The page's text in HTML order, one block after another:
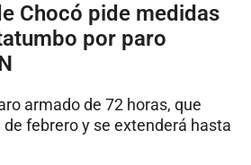
Chocó pide medidas
por paro
armado de 72 horas, que
febrero y se extenderá hasta